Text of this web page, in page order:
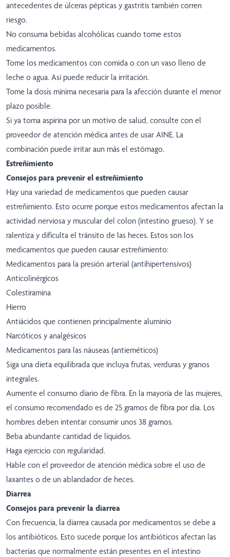
antecedentes de úlceras pépticas y gastritis también corren
riesgo.
No consuma bebidas alcohólicas cuando tome estos
medicamentos.
Tome los medicamentos con comida o con un vaso lleno de
leche o agua. Así puede reducir la irritación.
Tome la dosis mínima necesaria para la afección durante el menor
plazo posible.
Si ya toma aspirina por un motivo de salud, consulte con el
proveedor de atención médica antes de usar AINE. La
combinación puede irritar aun más el estómago.
Estreñimiento
Consejos para prevenir el estreñimiento
Hay una variedad de medicamentos que pueden causar
estreñimiento. Esto ocurre porque estos medicamentos afectan la
actividad nerviosa y muscular del colon (intestino grueso). Y se
ralentiza y dificulta el tránsito de las heces. Estos son los
medicamentos que pueden causar estreñimiento:
Medicamentos para la presión arterial (antihipertensivos)
Anticolinérgicos
Colestiramina
Hierro
Antiácidos que contienen principalmente aluminio
Narcóticos y analgésicos
Medicamentos para las náuseas (antieméticos)
Siga una dieta equilibrada que incluya frutas, verduras y granos
integrales.
Aumente el consumo diario de fibra. En la mayoría de las mujeres,
el consumo recomendado es de 25 gramos de fibra por día. Los
hombres deben intentar consumir unos 38 gramos.
Beba abundante cantidad de líquidos.
Haga ejercicio con regularidad.
Hable con el proveedor de atención médica sobre el uso de
laxantes o de un ablandador de heces.
Diarrea
Consejos para prevenir la diarrea
Con frecuencia, la diarrea causada por medicamentos se debe a
los antibióticos. Esto sucede porque los antibióticos afectan las
bacterias que normalmente están presentes en el intestino